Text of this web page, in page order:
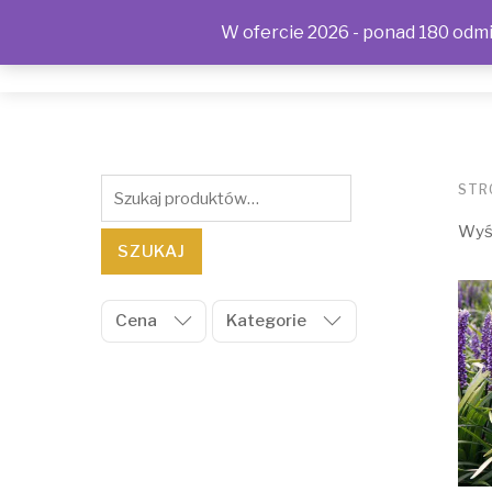
Szukaj:
SZUKAJ
Cena Kategorie
W ofercie 2026 - ponad 180